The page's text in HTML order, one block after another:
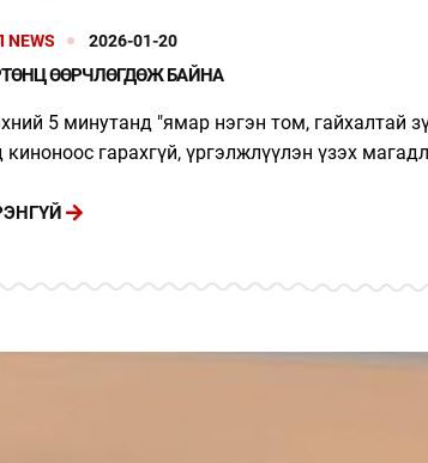
2026-01-20
ӨӨРЧЛӨГДӨЖ БАЙНА
5 минутанд "ямар нэгэн том, гайхалтай
киноноос гарахгүй, үргэлжлүүлэн үзэх